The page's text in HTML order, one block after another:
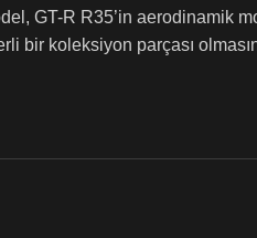
GT-R R35’in aerodinamik
bir koleksiyon parçası